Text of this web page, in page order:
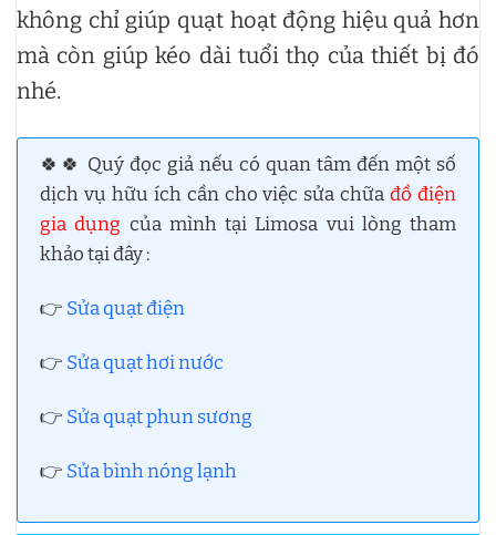
không chỉ giúp quạt hoạt động hiệu quả hơn
mà còn giúp kéo dài tuổi thọ của thiết bị đó
nhé.
🍀🍀 Quý đọc giả nếu có quan tâm đến một số
dịch vụ hữu ích cần cho việc sửa chữađồ điện
gia dụng của mình tại Limosa vui lòng tham
khảo tại đây :
👉 Sửa quạt điện
👉 Sửa quạt hơi nước
👉 Sửa quạt phun sương
👉 Sửa bình nóng lạnh